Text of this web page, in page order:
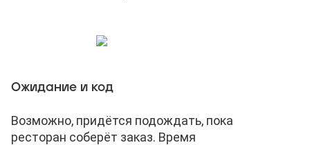
Ожидание и код
Возможно, придётся подождать, пока
ресторан соберёт заказ. Время